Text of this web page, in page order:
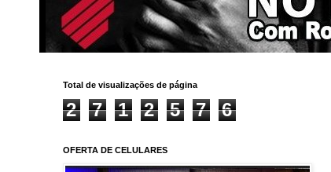
Total de visualizações de página
2 7 1 2 5 7 6
OFERTA DE CELULARES